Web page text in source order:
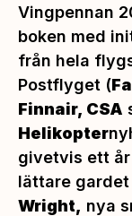
Vingpennan
boken med
från hela
Postflyget (
Finnair, CSA
Helikopter
givetvis ett
lättare
Wright, nya